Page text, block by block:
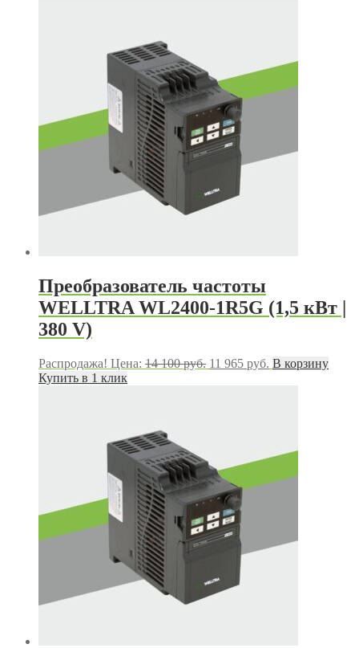
Преобразователь частоты
WELLTRA WL2400-1R5G (1,5 кВт |
380 V)
Распродажа! Цена: 14 100руб. Первоначальная
11 965 руб. Текущая
В корзину
Купить в 1 клик